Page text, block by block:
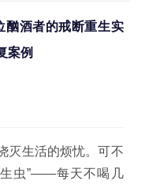
酗酒者的戒断重生实
案例
灭生活的烦忧。可不
虫”——每天不喝几